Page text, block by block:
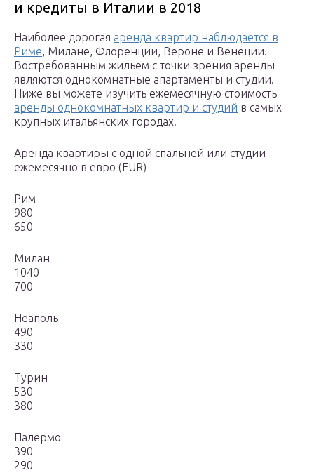
и кредиты в Италии в 2018
Наиболее дорогая аренда квартир наблюдается в
Риме, Милане, Флоренции, Вероне и Венеции.
Востребованным жильем с точки зрения аренды
являются однокомнатные апартаменты и студии.
Ниже вы можете изучить ежемесячную стоимость
аренды однокомнатных квартир и студий в самых
крупных итальянских городах.
Аренда квартиры с одной спальней или студии
ежемесячно в евро (EUR)
Рим
980
650
Милан
1040
700
Неаполь
490
330
Турин
530
380
Палермо
390
290